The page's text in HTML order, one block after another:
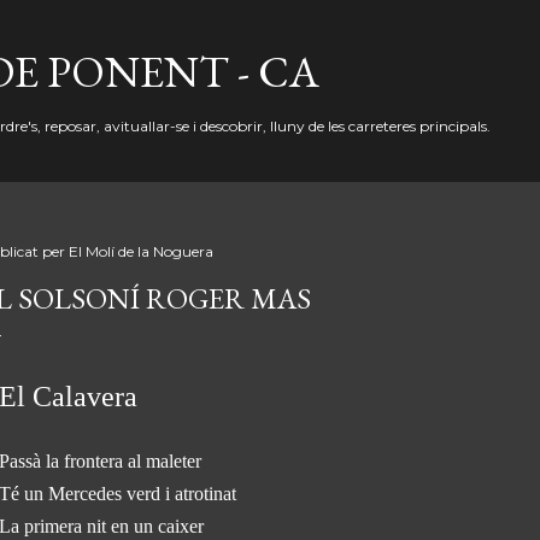
PONENT - CA
reposar, avituallar-se i descobrir, lluny de les carreteres principals.
per El Molí de la Noguera
SOLSONÍ ROGER MAS
El Calavera
Passà la frontera al maleter
Té un Mercedes verd i atrotinat
La primera nit en un caixer